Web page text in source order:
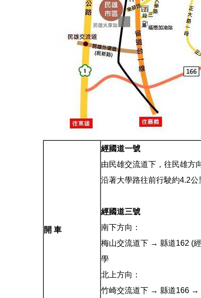
開 車
經國道一號
由民雄交流道下，往民雄方
沿著大學路往前行駛約4.2公
經國道三號
南下方向：
梅山交流道下 → 縣道162 (
學
北上方向：
竹崎交流道下 → 縣道166 →